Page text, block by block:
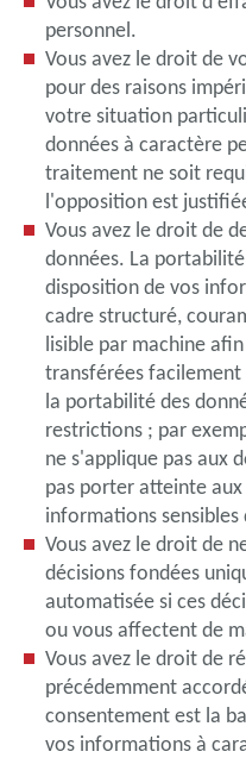
personnel.
Vous avez le droit de
pour des raisons
votre situation
données à caractère
traitement ne soit
l'opposition est
Vous avez le droit de
données. La
disposition de vos
cadre structuré,
lisible par machine
transférées
la portabilité des
restrictions ; par
ne s'applique pas aux
pas porter atteinte
informations
Vous avez le droit de
décisions fondées
automatisée si ces
ou vous affectent de
Vous avez le droit de
précédemment
consentement est la
vos informations à